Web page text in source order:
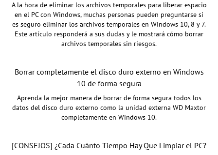
A la hora de eliminar los archivos temporales para liberar espacio
en el PC con Windows, muchas personas pueden preguntarse si
es seguro eliminar los archivos temporales en Windows 10, 8 y 7.
Este artículo responderá a sus dudas y le mostrará cómo borrar
archivos temporales sin riesgos.
Borrar completamente el disco duro externo en Windows
10 de forma segura
Aprenda la mejor manera de borrar de forma segura todos los
datos del disco duro externo como la unidad externa WD Maxtor
completamente en Windows 10.
[CONSEJOS] ¿Cada Cuánto Tiempo Hay Que Limpiar el PC?